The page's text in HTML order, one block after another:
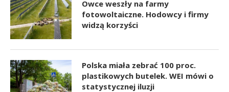
Owce weszły na farmy
fotowoltaiczne. Hodowcy i firmy
widzą korzyści
Polska miała zebrać 100 proc.
plastikowych butelek. WEI mówi o
statystycznej iluzji